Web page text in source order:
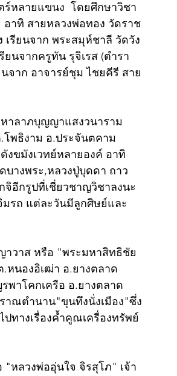
ร์หลายแขนง  โดยศึกษาวิชา
าทิ สายหลวงพ่อทอง วัดราช
เรียนจาก พระสมุห์ชาลี วัดวัง
นจากครูทัน รุจิเรส (ตำรา
จาก อาจารย์ชุม ไชยคีรี สาย
าลาภบุญญาแสงวนาราม
โพธิงาม อ.ประจันตคาม
งขมังเวทย์หลายองค์ อาทิ
างพระ,หลวงปู่บุดดา ถาว
จิอีกรูปที่เชี่ยวชาญวิชาลงนะ
มรถ แต่ละวันมีลูกศิษย์และ
าวาส หรือ "พระมหาสิทธิชัย
หนองอิเฒ่า อ.ยางตลาด
พาโคกเครือ อ.ยางตลาด
าณตำนาน"ขุนทึงนั่งเมือง"ซึ่ง
ทางเรื่องค้ำคูณเครื่องทรัพย์
หลวงพ่ออุ่นใจ จิรสุโภ" เจ้า